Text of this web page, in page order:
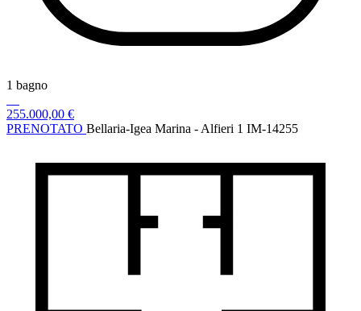
1 bagno
255.000,00 €
PRENOTATO Bellaria-Igea Marina - Alfieri 1 IM-14255